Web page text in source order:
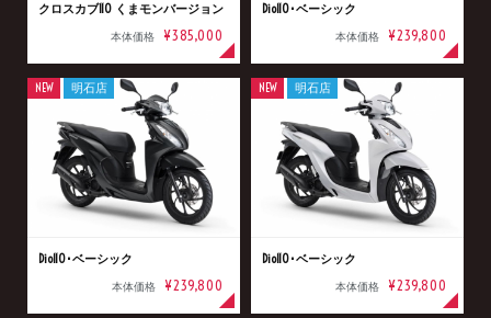
クロスカブ110 くまモンバージョン
本体価格 ¥385,000
Dio110･ベーシック
本体価格 ¥239,800
Dio110･ベーシック
本体価格 ¥239,800
NEW 明石店
Dio110･ベーシック
本体価格 ¥239,800
NEW 明石店